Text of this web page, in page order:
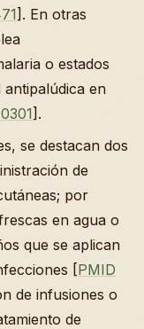
]. En otras
o estados
en
].
se destacan dos
de
por
en agua o
que se aplican
[PMID
de infusiones o
de